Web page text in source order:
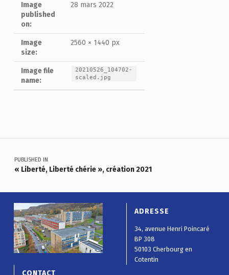
Image
published
on:
28 mars 2022
Image
size:
2560 × 1440 px
Image file
name:
20210526_104702-
scaled.jpg
Navigation de l’article
PUBLISHED IN
« Liberté, Liberté chérie », création 2021
ADRESSE
34, avenue Henri Poincaré
BP 308
50103 Cherbourg en
Cotentin
CONTACT